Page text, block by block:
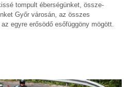
tompult éberségünket, össze-
Győr városán, az összes
egyre erősödő esőfüggöny mögött.